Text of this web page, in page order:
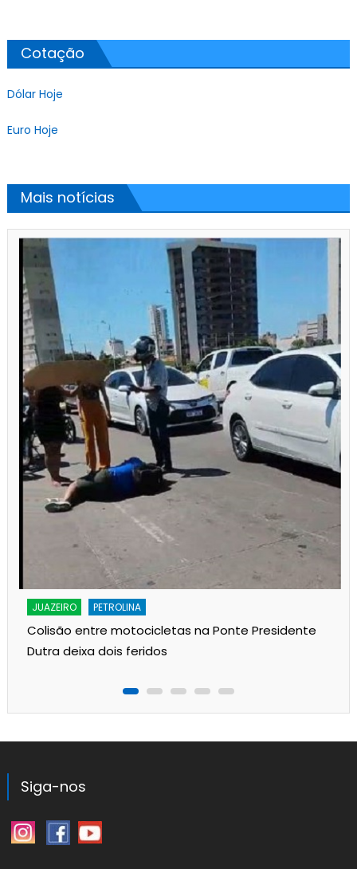
Cotação
Dólar Hoje
Euro Hoje
Mais notícias
JUAZEIRO PETROLINA
Colisão entre motocicletas na Ponte Presidente
Dutra deixa dois feridos
Siga-nos